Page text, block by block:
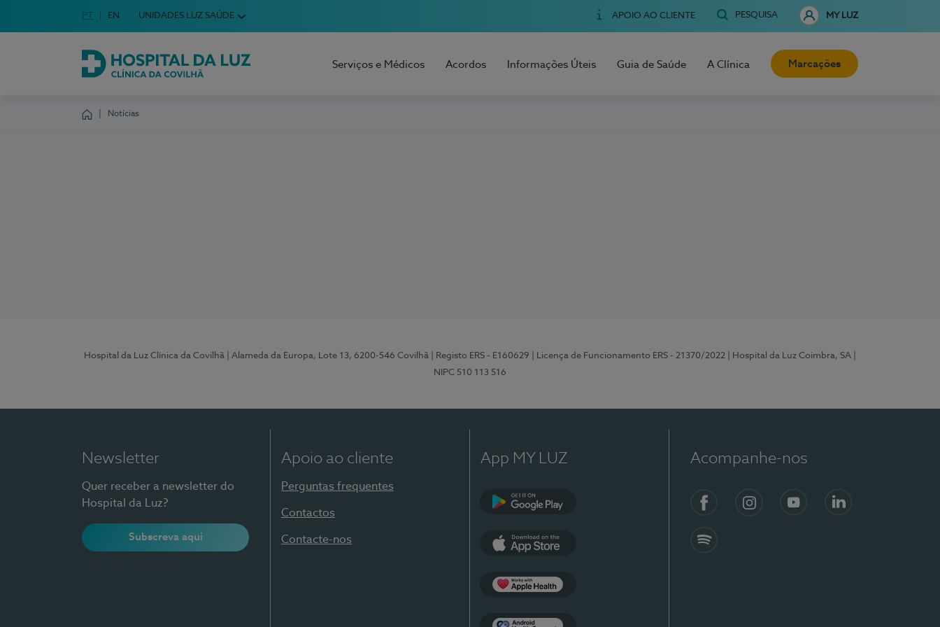
Escolha o seu idioma
Idioma em Português
PT English Language
EN UNIDADES LUZ SAÚDE APOIO AO CLIENTE PESQUISA MY LUZ
Hospital da Luz Clínica da Covilhã
Serviços e Médicos Acordos Informações Úteis Guia de Saúde A Clínica Marcações
Notícias
Hospital da Luz Clínica da Covilhã | Alameda da Europa, Lote 13, 6200-546 Covilhã | Registo ERS - E160629 | Licença de Funcionamento ERS - 21370/2022 | Hospital da Luz Coimbra, SA
NIPC 510 113 516
Newsletter
Quer receber a newsletter do
Hospital da Luz?
Subscreva aqui
Apoio ao cliente
Perguntas frequentes
Contactos
Contacte-nos
App MY LUZ Acompanhe-nos